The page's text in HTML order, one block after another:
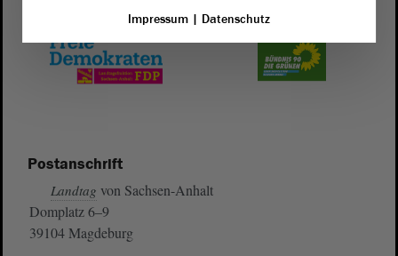
Postanschrift
Landtag von Sachsen-Anhalt
Domplatz 6–9
39104 Magdeburg
Impressum| Datenschutz